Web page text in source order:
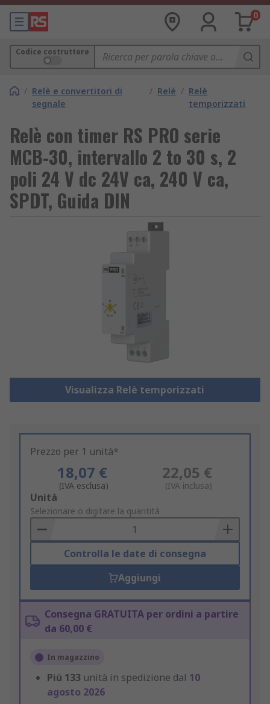
0
Codice costruttore
/ Relè e convertitori di
segnale
/ Relè / Relè
temporizzati
Relè con timer RS PRO serie
MCB-30, intervallo 2 to 30 s, 2
poli 24 V dc 24V ca, 240 V ca,
SPDT, Guida DIN
Visualizza Relè temporizzati
Prezzo per 1 unità*
18,07 €
(IVA esclusa)
22,05 €
(IVA inclusa)
Add
to
Basket
Unità
Selezionare o digitare la quantità
Controlla le date di consegna
Aggiungi
Consegna GRATUITA per ordini a partire
da 60,00 €
In magazzino
Più 133 unità in spedizione dal 10
agosto 2026